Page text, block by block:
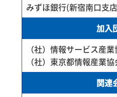
みずほ銀行(新宿南口支
加入
（社）情報サービス産業
（社）東京都情報産業協
関連